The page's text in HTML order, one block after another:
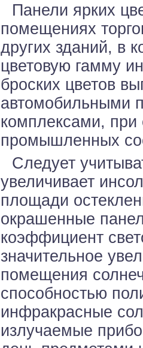
Панели ярких
помещениях
других зданий, в
цветовую гамму
броских цветов
автомобильными
комплексами, при
промышленных
Следует
увеличивает
площади
окрашенные
коэффициент
значительное
помещения
способностью
инфракрасные
излучаемые